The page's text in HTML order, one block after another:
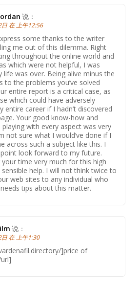
说：
在 上午12:56
some thanks to the writer
me out of this dilemma. Right
throughout the online world and
which were not helpful, I was
life was over. Being alive minus the
to the problems you’ve solved
entire report is a critical case, as
which could have adversely
entire career if I hadn’t discovered
Your good know-how and
playing with every aspect was very
not sure what I would’ve done if I
across such a subject like this. I
look forward to my future.
time very much for this high
sensible help. I will not think twice to
web sites to any individual who
tips about this matter.
说：
在 上午1:30
]price of